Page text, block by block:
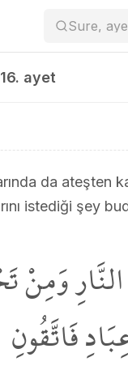
Sure,
16. ayet
da ateşten
istediği şey
فَاتَّقُونِ